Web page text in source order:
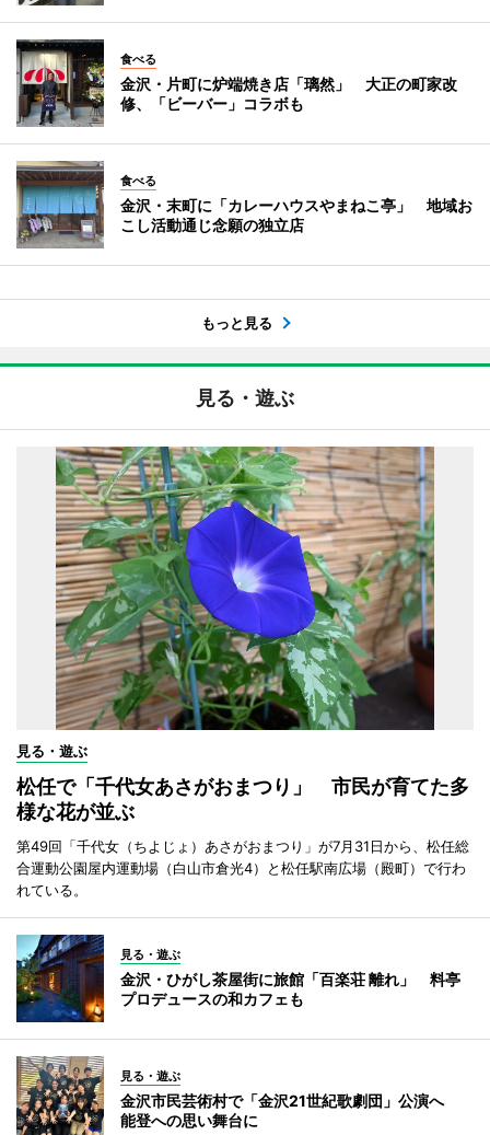
食べる
金沢・片町に炉端焼き店「璃然」 大正の町家改
修、「ビーバー」コラボも
食べる
金沢・末町に「カレーハウスやまねこ亭」 地域お
こし活動通じ念願の独立店
もっと見る
見る・遊ぶ
見る・遊ぶ
松任で「千代女あさがおまつり」 市民が育てた多
様な花が並ぶ
第49回「千代女（ちよじょ）あさがおまつり」が7月31日から、松任総
合運動公園屋内運動場（白山市倉光4）と松任駅南広場（殿町）で行わ
れている。
見る・遊ぶ
金沢・ひがし茶屋街に旅館「百楽荘 離れ」 料亭
プロデュースの和カフェも
見る・遊ぶ
金沢市民芸術村で「金沢21世紀歌劇団」公演へ
能登への思い舞台に